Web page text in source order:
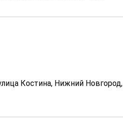
Костина, Нижний Новгород,